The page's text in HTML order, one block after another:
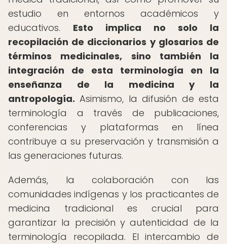
estudio en entornos académicos y
educativos. Esto implica no solo la
recopilación de diccionarios y glosarios de
términos medicinales, sino también la
integración de esta terminología en la
enseñanza de la medicina y la
antropología. Asimismo, la difusión de esta
terminología a través de publicaciones,
conferencias y plataformas en línea
contribuye a su preservación y transmisión a
las generaciones futuras.
Además, la colaboración con las
comunidades indígenas y los practicantes de
medicina tradicional es crucial para
garantizar la precisión y autenticidad de la
terminología recopilada. El intercambio de